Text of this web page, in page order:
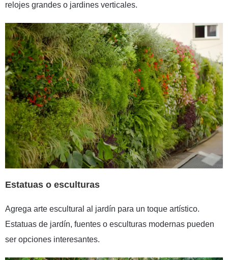
relojes grandes o jardines verticales.
Estatuas o esculturas
Agrega arte escultural al jardín para un toque artístico.
Estatuas de jardín, fuentes o esculturas modernas pueden
ser opciones interesantes.